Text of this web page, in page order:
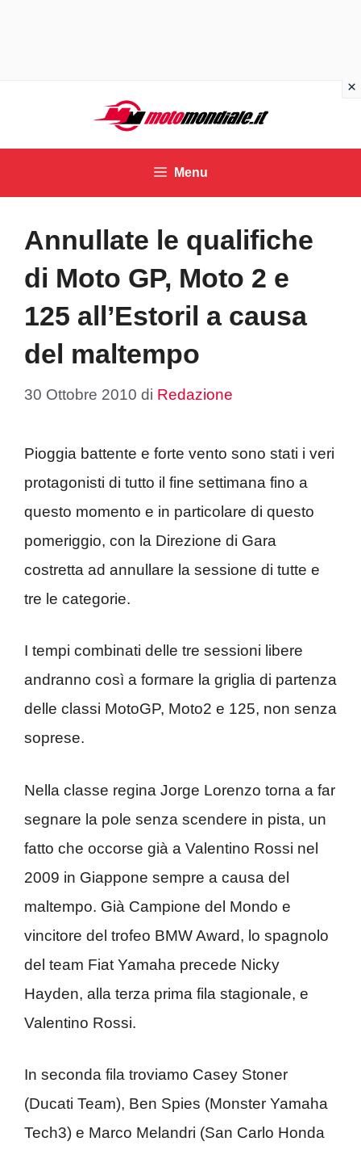
contenuto
Menu
Annullate le qualifiche
di Moto GP, Moto 2 e
125 all’Estoril a causa
del maltempo
30 Ottobre 2010 di Redazione
Pioggia battente e forte vento sono stati i veri
protagonisti di tutto il fine settimana fino a
questo momento e in particolare di questo
pomeriggio, con la Direzione di Gara
costretta ad annullare la sessione di tutte e
tre le categorie.
I tempi combinati delle tre sessioni libere
andranno così a formare la griglia di partenza
delle classi MotoGP, Moto2 e 125, non senza
soprese.
Nella classe regina Jorge Lorenzo torna a far
segnare la pole senza scendere in pista, un
fatto che occorse già a Valentino Rossi nel
2009 in Giappone sempre a causa del
maltempo. Già Campione del Mondo e
vincitore del trofeo BMW Award, lo spagnolo
del team Fiat Yamaha precede Nicky
Hayden, alla terza prima fila stagionale, e
Valentino Rossi.
In seconda fila troviamo Casey Stoner
(Ducati Team), Ben Spies (Monster Yamaha
Tech3) e Marco Melandri (San Carlo Honda